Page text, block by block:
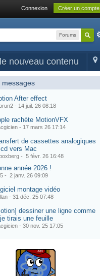
Connexion Créer un compte
Forums
nouveau contenu
messages
After effect
- 14 juil. 26 08:18
rachète MotionVFX
- 17 mars 26 17:14
de cassettes analogiques
vers Mac
- 5 févr. 26 16:48
année 2026 !
- 2 janv. 26 09:09
montage vidéo
- 31 déc. 25 07:48
dessiner une ligne comme
tirais une feuille
- 30 nov. 25 17:05